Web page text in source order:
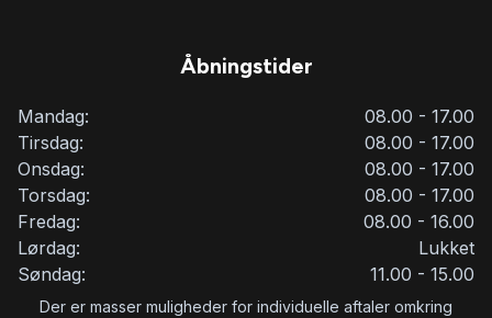
Åbningstider
Mandag:
08.00 - 17.00
Tirsdag:
08.00 - 17.00
Onsdag:
08.00 - 17.00
Torsdag:
08.00 - 17.00
Fredag:
08.00 - 16.00
Lørdag:
Lukket
Søndag:
11.00 - 15.00
Der er masser muligheder for individuelle aftaler omkring